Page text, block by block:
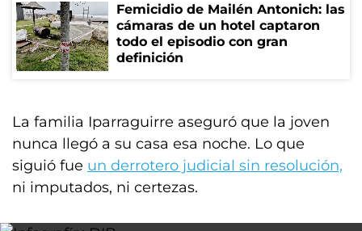
Femicidio de Mailén Antonich: las
cámaras de un hotel captaron
todo el episodio con gran
definición
La familia Iparraguirre aseguró que la joven
nunca llegó a su casa esa noche. Lo que
siguió fue un derrotero judicial sin resolución,
ni imputados, ni certezas.